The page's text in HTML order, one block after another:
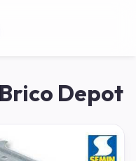
Depot